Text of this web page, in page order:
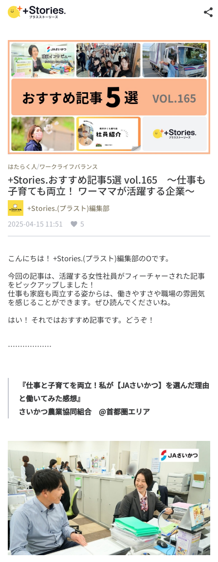
share
はたらく人/ワークライフバランス
+Stories.おすすめ記事5選 vol.165 ～仕事も
子育ても両立！ ワーママが活躍する企業～
+Stories.(プラスト)編集部
2025-04-15 11:51
5
今回の記事は、活躍する女性社員がフィーチャーされた記事
をピックアップしました！
仕事も家庭も両立する姿からは、働きやすさや職場の雰囲気
『仕事と子育てを両立！私が【JAさいかつ】を選んだ理由
と働いてみた感想』
さいかつ農業協同組合　@首都圏エリア